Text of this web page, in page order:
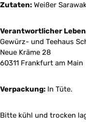
Zutaten: Weißer
Verantwortlicher
Gewürz- und Teehaus
Neue Kräme 28
60311 Frankfurt am Main
Verpackung: In Tüte.
Bitte kühl und trocken